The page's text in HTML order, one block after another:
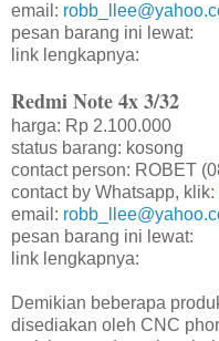
email:
pesan barang ini lewat:
link lengkapnya:
Redmi Note 4x 3/32
harga: Rp 2.100.000
status barang: kosong
contact person: ROBET
contact by Whatsapp, klik:
email:
pesan barang ini lewat:
link lengkapnya:
Demikian beberapa
disediakan oleh CNC